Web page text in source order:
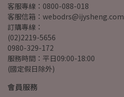
客服專線：0800-088-018
客服信箱：webodrs@ijysheng.com
訂購專線：
(02)2219-5656
0980-329-172
服務時間：平日09:00-18:00
(國定假日除外)
會員服務